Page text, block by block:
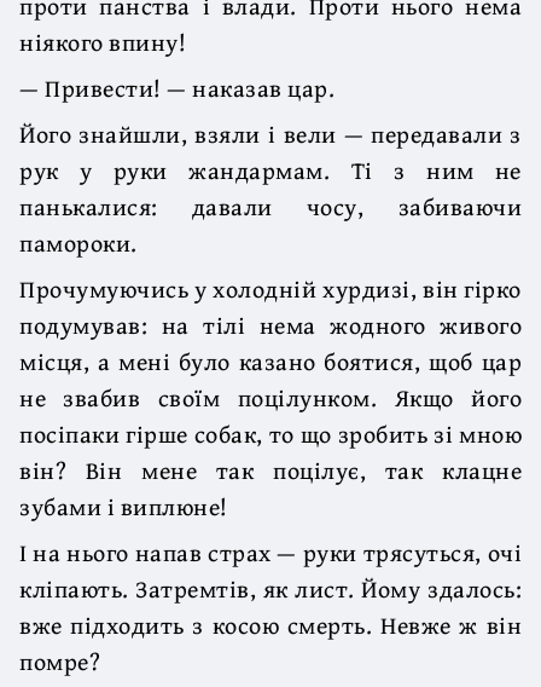
ніякого впину!
— Привести! — наказав цар.
Його знайшли, взяли і вели — передавали з
рук у руки жандармам. Ті з ним не
панькалися: давали чосу, забиваючи
памороки.
Прочумуючись у холодній хурдизі, він гірко
подумував: на тілі нема жодного живого
місця, а мені було казано боятися, щоб цар
не звабив своїм поцілунком. Якщо його
посіпаки гірше собак, то що зробить зі мною
він? Він мене так поцілує, так клацне
зубами і виплюне!
І на нього напав страх — руки трясуться, очі
кліпають. Затремтів, як лист. Йому здалось:
вже підходить з косою смерть. Невже ж він
помре?